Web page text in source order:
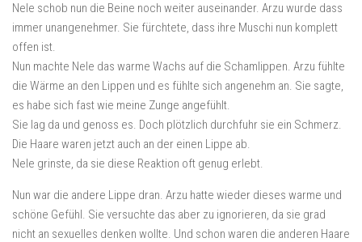
Nele schob nun die Beine noch weiter auseinander. Arzu wurde dass
immer unangenehmer. Sie fürchtete, dass ihre Muschi nun komplett
offen ist.
Nun machte Nele das warme Wachs auf die Schamlippen. Arzu fühlte
die Wärme an den Lippen und es fühlte sich angenehm an. Sie sagte,
es habe sich fast wie meine Zunge angefühlt.
Sie lag da und genoss es. Doch plötzlich durchfuhr sie ein Schmerz.
Die Haare waren jetzt auch an der einen Lippe ab.
Nele grinste, da sie diese Reaktion oft genug erlebt.
Nun war die andere Lippe dran. Arzu hatte wieder dieses warme und
schöne Gefühl. Sie versuchte das aber zu ignorieren, da sie grad
nicht an sexuelles denken wollte. Und schon waren die anderen Haare